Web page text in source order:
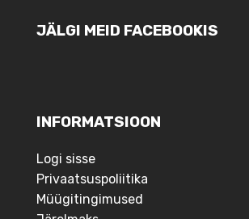
JÄLGI MEID FACEBOOKIS
INFORMATSIOON
Logi sisse
Privaatsuspoliitika
Müügitingimused